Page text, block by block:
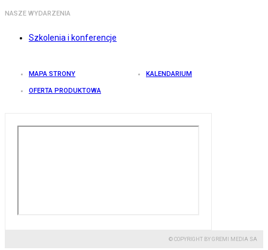
NASZE WYDARZENIA
Szkolenia i konferencje
MAPA STRONY KALENDARIUM
OFERTA PRODUKTOWA
© COPYRIGHT BY GREMI MEDIA SA